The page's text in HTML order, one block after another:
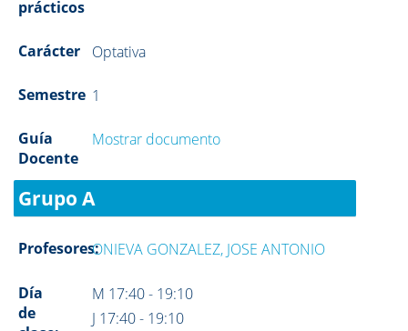
prácticos
Carácter Optativa
Semestre 1
Guía
Docente
Mostrar documento
Grupo A
Profesores:ONIEVA GONZALEZ, JOSE ANTONIO
Día
de
M 17:40 - 19:10
J 17:40 - 19:10